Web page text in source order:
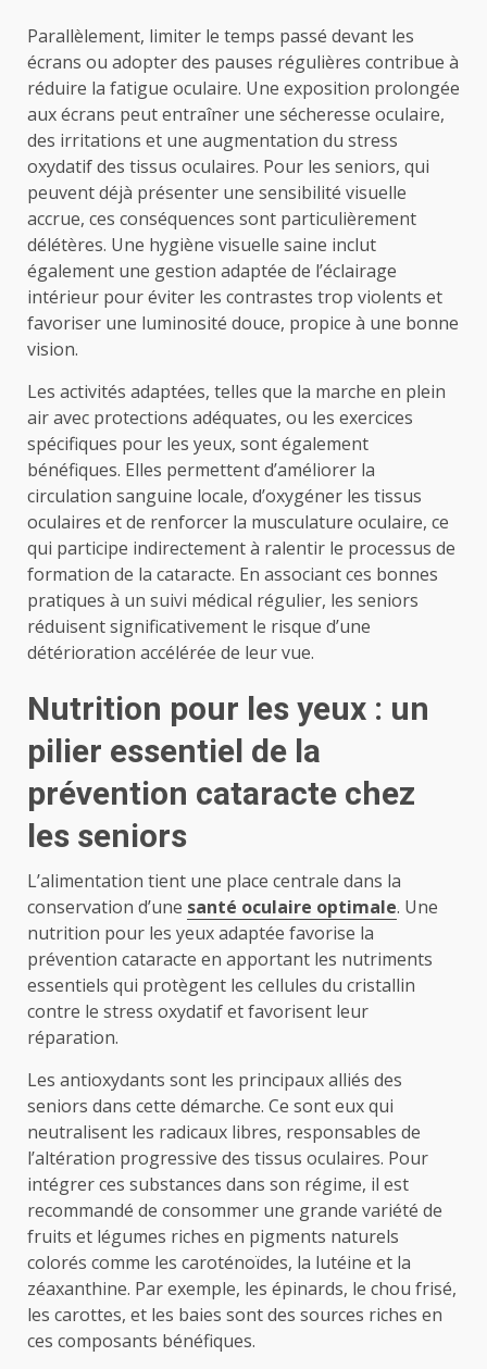
Parallèlement, limiter le temps passé devant les
écrans ou adopter des pauses régulières contribue à
réduire la fatigue oculaire. Une exposition prolongée
aux écrans peut entraîner une sécheresse oculaire,
des irritations et une augmentation du stress
oxydatif des tissus oculaires. Pour les seniors, qui
peuvent déjà présenter une sensibilité visuelle
accrue, ces conséquences sont particulièrement
délétères. Une hygiène visuelle saine inclut
également une gestion adaptée de l’éclairage
intérieur pour éviter les contrastes trop violents et
favoriser une luminosité douce, propice à une bonne
vision.
Les activités adaptées, telles que la marche en plein
air avec protections adéquates, ou les exercices
spécifiques pour les yeux, sont également
bénéfiques. Elles permettent d’améliorer la
circulation sanguine locale, d’oxygéner les tissus
oculaires et de renforcer la musculature oculaire, ce
qui participe indirectement à ralentir le processus de
formation de la cataracte. En associant ces bonnes
pratiques à un suivi médical régulier, les seniors
réduisent significativement le risque d’une
détérioration accélérée de leur vue.
Nutrition pour les yeux : un
pilier essentiel de la
prévention cataracte chez
les seniors
L’alimentation tient une place centrale dans la
conservation d’une santé oculaire optimale. Une
nutrition pour les yeux adaptée favorise la
prévention cataracte en apportant les nutriments
essentiels qui protègent les cellules du cristallin
contre le stress oxydatif et favorisent leur
réparation.
Les antioxydants sont les principaux alliés des
seniors dans cette démarche. Ce sont eux qui
neutralisent les radicaux libres, responsables de
l’altération progressive des tissus oculaires. Pour
intégrer ces substances dans son régime, il est
recommandé de consommer une grande variété de
fruits et légumes riches en pigments naturels
colorés comme les caroténoïdes, la lutéine et la
zéaxanthine. Par exemple, les épinards, le chou frisé,
les carottes, et les baies sont des sources riches en
ces composants bénéfiques.